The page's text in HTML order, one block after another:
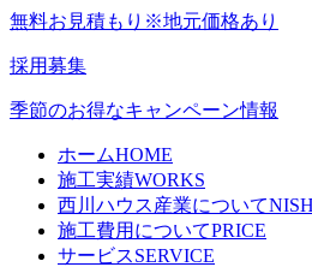
無料お見積もり※地元価格あり
採用募集
季節のお得なキャンペーン情報
ホームHOME
施工実績WORKS
西川ハウス産業について
施工費用についてPRICE
サービスSERVICE